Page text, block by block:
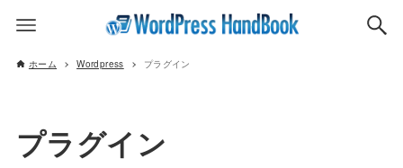
ホーム Wordpress プラグイン
プラグイン